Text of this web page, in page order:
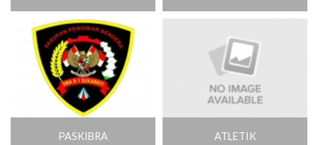
PASKIBRA ATLETIK